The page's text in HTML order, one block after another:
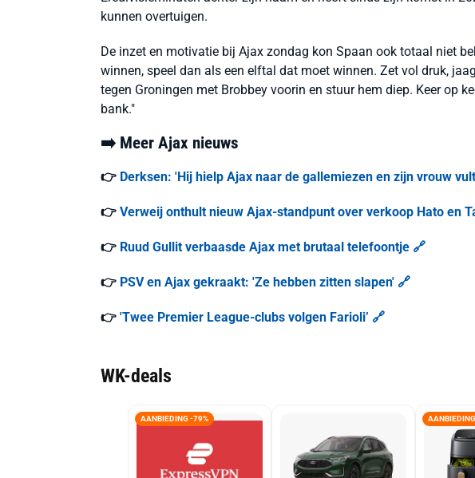
kunnen overtuigen.
De inzet en motivatie bij Ajax zondag kon Spaan ook totaal niet
winnen, speel dan als een elftal dat moet winnen. Zet vol druk,
tegen Groningen met Brobbey voorin en stuur hem diep. Keer op
bank."
➡️ Meer Ajax nieuws
👉 Derksen: 'Hij hielp Ajax naar de gallemiezen en zijn vrouw
👉 Verweij onthult nieuw Ajax-standpunt over verkoop Hato en
👉 Ruud Gullit verbaasde Ajax met brutaal telefoontje 🔗
👉 PSV en Ajax gekraakt: 'Ze hebben zitten slapen' 🔗
👉 'Twee Premier League-clubs volgen Farioli’ 🔗
WK-deals
AANBIEDING -79%